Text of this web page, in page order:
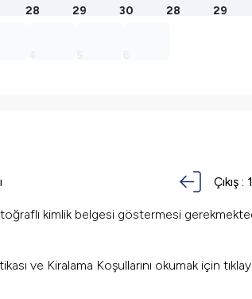
28 29 30 28 29
Çıkış :
kimlik belgesi göstermesi
ve Kiralama Koşullarını okumak için